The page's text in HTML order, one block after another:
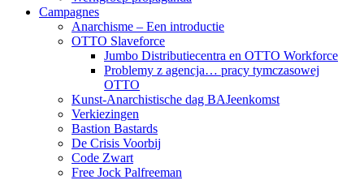
Campagnes
Anarchisme – Een introductie
OTTO Slaveforce
Jumbo Distributiecentra en OTTO Workforce
Problemy z agencja… pracy tymczasowej
OTTO
Kunst-Anarchistische dag BAJeenkomst
Verkiezingen
Bastion Bastards
De Crisis Voorbij
Code Zwart
Free Jock Palfreeman